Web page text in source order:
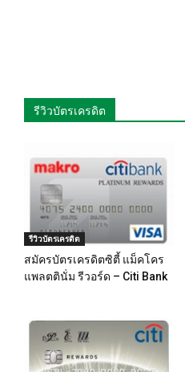
รีวิวบัตรเครดิต
รีวิวบัตรเครดิต
สมัครบัตรเครดิตซิตี้ แม็คโคร
แพลตตินั่ม รีวอร์ด – Citi Bank